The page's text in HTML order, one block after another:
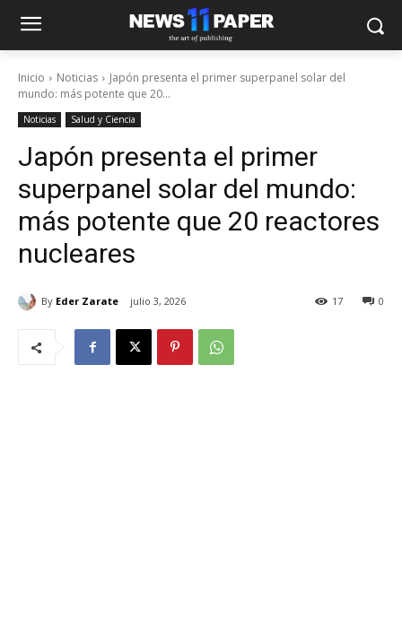
Inicio Noticias
Japón presenta el primer superpanel solar del
mundo: más potente que 20...
Noticias Salud y Ciencia
Japón presenta el primer
superpanel solar del mundo:
más potente que 20 reactores
nucleares
By Eder Zarate julio 3, 2026 0
17